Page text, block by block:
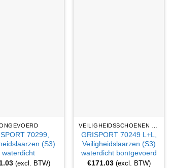
70299,
(S3)
waterdicht
(excl. BTW)
GRISPORT 70249 L+L,
Veiligheidslaarzen (S3)
waterdicht bontgevoerd
€171.03 (excl. BTW)